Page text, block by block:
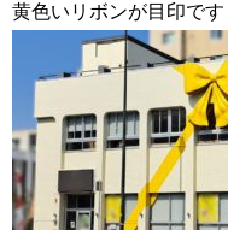
黄色いリボンが目印です